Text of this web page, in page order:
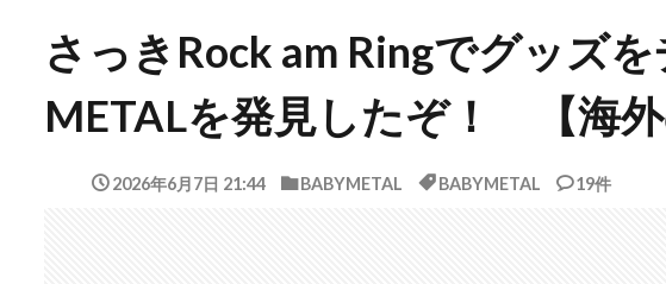
さっきRock am Ringでグッズ
METALを発見したぞ！ 【海外
2026年6月7日 21:44 BABYMETAL BABYMETAL 19件